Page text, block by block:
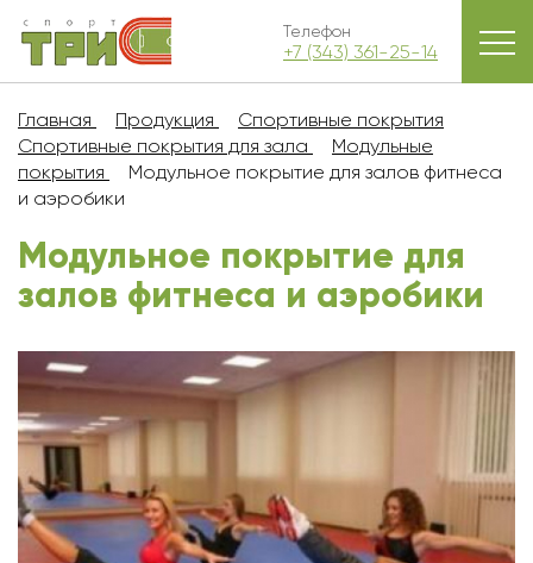
Телефон
+7 (343) 361-25-14
Главная Продукция
Спортивные покрытия
Спортивные покрытия для зала
Модульные
покрытия
Модульное покрытие для залов фитнеса
и аэробики
Модульное покрытие для
залов фитнеса и аэробики